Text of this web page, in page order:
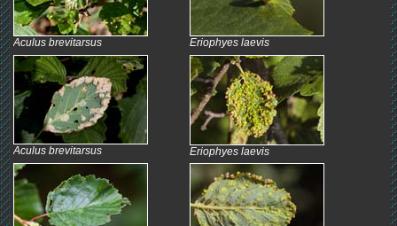
Aculus brevitarsus
Aculus brevitarsus
Eriophyes laevis
Eriophyes laevis